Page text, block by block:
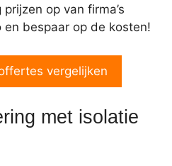
op van firma’s
bespaar op de kosten!
vergelijken
met isolatie